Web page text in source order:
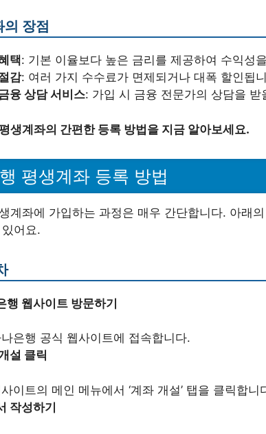
의 장점
택: 기본 이율보다 높은 금리를 제공하여 수익성
감: 여러 가지 수수료가 면제되거나 대폭 할인됩
융 상담 서비스: 가입 시 금융 전문가의 상담을 받
생계좌의 간편한 등록 방법을 지금 알아보세요.
평생계좌 등록 방법
계좌에 가입하는 과정은 매우 간단합니다. 아래
어요.
행 웹사이트 방문하기
은행 공식 웹사이트에 접속합니다.
설 클릭
이트의 메인 메뉴에서 ‘계좌 개설’ 탭을 클릭합니
작성하기